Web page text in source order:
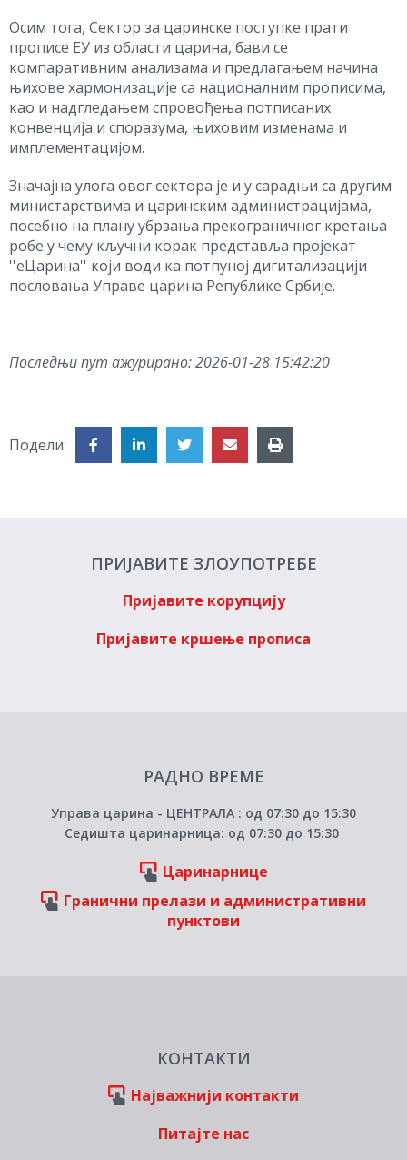
Осим тога, Сектор за царинске поступке прати
прописе ЕУ из области царина, бави се
компаративним анализама и предлагањем начина
њихове хармонизације са националним прописима,
као и надгледањем спровођења потписаних
конвенција и споразума, њиховим изменама и
имплементацијом.
Значајна улога овог сектора је и у сарадњи са другим
министарствима и царинским администрацијама,
посебно на плану убрзања прекограничног кретања
робе у чему кључни корак представља пројекат
''еЦарина'' који води ка потпуној дигитализацији
пословања Управе царина Републике Србије.
Последњи пут ажурирано:2026-01-28 15:42:20
Подели:
ПРИЈАВИТЕ ЗЛОУПОТРЕБЕ
Пријавите корупцију
Пријавите кршење прописа
РАДНО ВРЕМЕ
Управа царина - ЦЕНТРАЛА : од 07:30 до 15:30
Седишта царинарница: од 07:30 до 15:30
Царинарнице
Гранични прелази и административни
пунктови
КОНТАКТИ
Најважнији контакти
Питајте нас